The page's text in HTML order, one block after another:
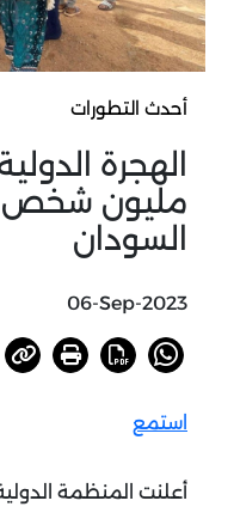
أحدث التطورات
مليون شخص
السودان
06-Sep-2023
استمع
أعلنت المنظمة الدولية